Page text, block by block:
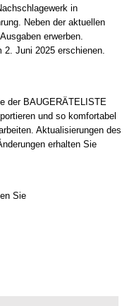
in
Neben der aktuellen
erwerben.
Juni 2025 erschienen.
der BAUGERÄTELISTE
und so komfortabel
Aktualisierungen des
erhalten Sie
Sie